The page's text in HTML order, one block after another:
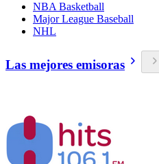
NBA Basketball
Major League Baseball
NHL
Las mejores emisoras